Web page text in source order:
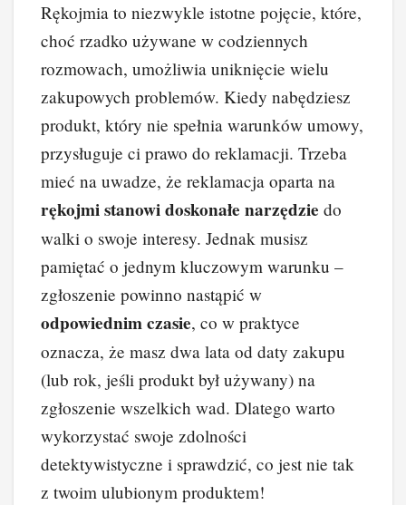
c
e
b
o
o
k
er
e
st
k
e
dI
n
d
di
t
o
p
p
y
Li
n
k
Rękojmia to niezwykle istotne pojęcie, które,
choć rzadko używane w codziennych
rozmowach, umożliwia uniknięcie wielu
zakupowych problemów. Kiedy nabędziesz
produkt, który nie spełnia warunków umowy,
przysługuje ci prawo do reklamacji. Trzeba
mieć na uwadze, że reklamacja oparta na
rękojmi stanowi doskonałe narzędzie do
walki o swoje interesy. Jednak musisz
pamiętać o jednym kluczowym warunku –
zgłoszenie powinno nastąpić w
odpowiednim czasie, co w praktyce
oznacza, że masz dwa lata od daty zakupu
(lub rok, jeśli produkt był używany) na
zgłoszenie wszelkich wad. Dlatego warto
wykorzystać swoje zdolności
detektywistyczne i sprawdzić, co jest nie tak
z twoim ulubionym produktem!